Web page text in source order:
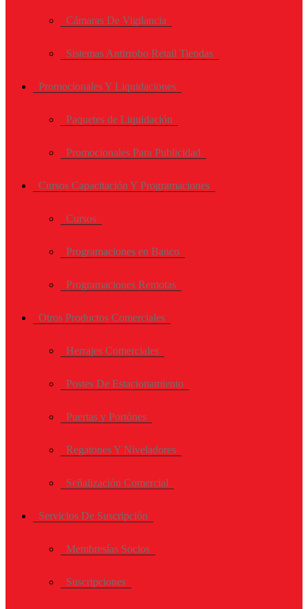
Cámaras De Vigilancia
Sistemas Antirrobo Retail Tiendas
Promocionales Y Liquidaciones
Paquetes de Liquidación
Promocionales Para Publicidad
Cursos Capacitación Y Programaciones
Cursos
Programaciones en Banco
Programaciones Remotas
Otros Productos Comerciales
Herrajes Comerciales
Postes De Estacionamiento
Puertas y Portónes
Regatones Y Niveladores
Señalización Comercial
Servicios De Suscripción
Membresías Socios
Suscripciones